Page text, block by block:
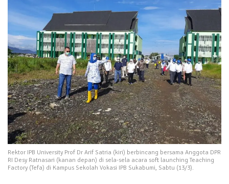
Rektor IPB University Prof Dr Arif Satria (kiri) berbincang bersama Anggota DPR
RI Desy Ratnasari (kanan depan) di sela-sela acara soft launching Teaching
Factory (Tefa) di Kampus Sekolah Vokasi IPB Sukabumi, Sabtu (13/3).